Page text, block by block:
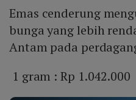
Emas cenderung
bunga yang lebih
Antam pada
1 gram : Rp 1.042.000